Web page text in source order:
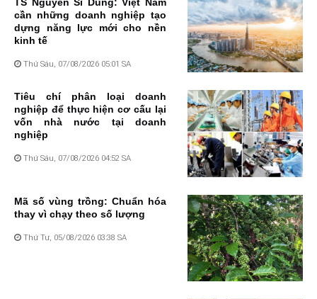
cần những doanh nghiệp tạo
dựng năng lực mới cho nền
kinh tế
Thứ Sáu, 07/08/2026 05:01 SA
Tiêu chí phân loại doanh
nghiệp để thực hiện cơ cấu lại
vốn nhà nước tại doanh
nghiệp
Thứ Sáu, 07/08/2026 04:52 SA
Mã số vùng trồng: Chuẩn hóa
thay vì chạy theo số lượng
Thứ Tư, 05/08/2026 03:38 SA